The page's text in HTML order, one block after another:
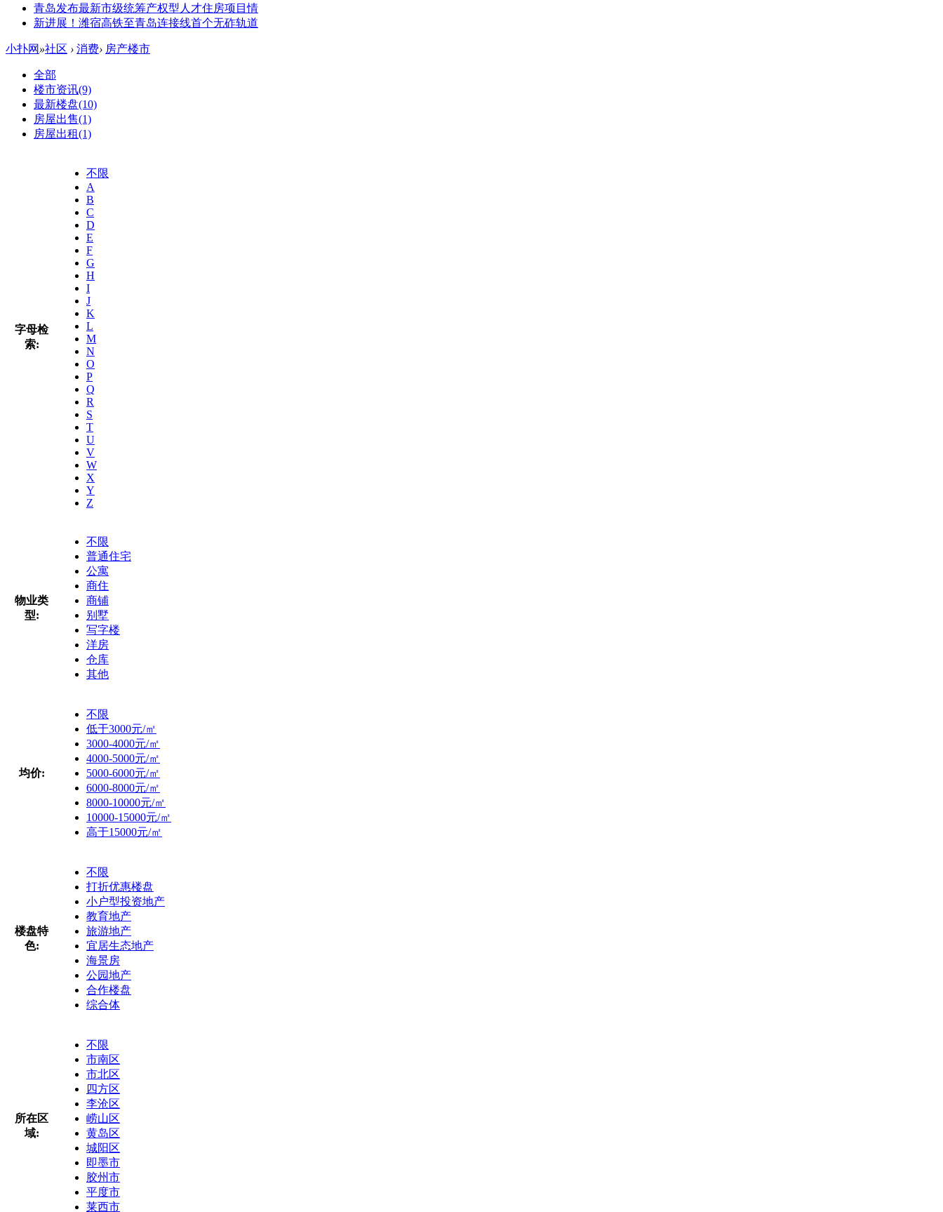
青岛发布最新市级统筹产权型人才住房项目情
新进展！潍宿高铁至青岛连接线首个无砟轨道
小扑网 »社区 › 消费› 房产楼市
全部
楼市资讯(9)
最新楼盘(10)
房屋出售(1)
房屋出租(1)
字母检
索:
不限
A
B
C
D
E
F
G
H
I
J
K
L
M
N
O
P
Q
R
S
T
U
V
W
X
Y
Z
物业类
型:
不限
普通住宅
公寓
商住
商铺
别墅
写字楼
洋房
仓库
其他
均价:
不限
低于3000元/㎡
3000-4000元/㎡
4000-5000元/㎡
5000-6000元/㎡
6000-8000元/㎡
8000-10000元/㎡
10000-15000元/㎡
高于15000元/㎡
楼盘特
色:
不限
打折优惠楼盘
小户型投资地产
教育地产
旅游地产
宜居生态地产
海景房
公园地产
合作楼盘
综合体
所在区
域:
不限
市南区
市北区
四方区
李沧区
崂山区
黄岛区
城阳区
即墨市
胶州市
平度市
莱西市